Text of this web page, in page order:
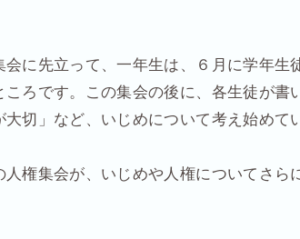
会に先立って、一年生は、６月に学年
ころです。この集会の後に、各生徒が
大切」など、いじめについて考え始めて
人権集会が、いじめや人権についてさら